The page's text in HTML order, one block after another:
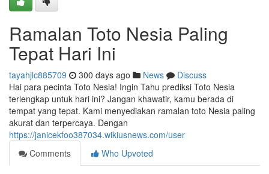
Ramalan Toto Nesia Paling
Tepat Hari Ini
tayahjlc885709 300 days ago News
Discuss
Hai para pecinta Toto Nesia! Ingin Tahu prediksi Toto Nesia
terlengkap untuk hari ini? Jangan khawatir, kamu berada di
tempat yang tepat. Kami menyediakan ramalan toto Nesia paling
akurat dan terpercaya. Dengan
https://janicekfoo387034.wikiusnews.com/user
Comments
Who Upvoted